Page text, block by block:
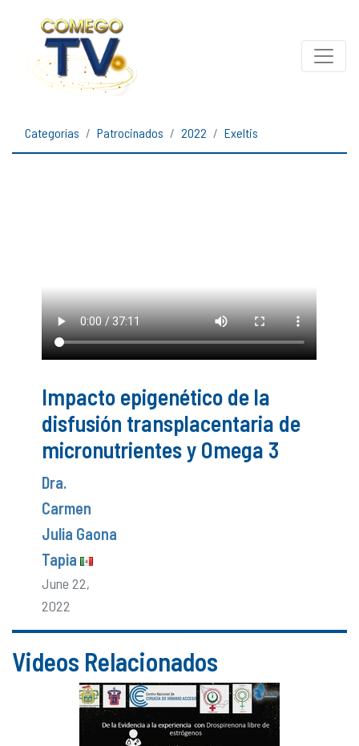
Categorías Patrocinados 2022 Exeltis
Impacto epigenético de la
disfusión transplacentaria de
micronutrientes y Omega 3
Dra.
Carmen
Julia Gaona
Tapia
June 22,
2022
Videos Relacionados